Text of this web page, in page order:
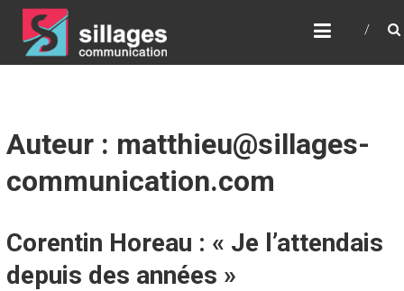
SILLAGES
COMMUNICATION
Communication – Relations Presse – Digital –
Auteur : matthieu@sillages-
communication.com
Corentin Horeau : « Je l’attendais
depuis des années »